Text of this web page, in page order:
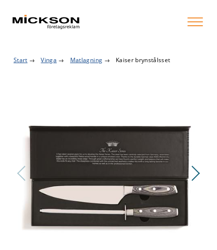
Start → Vinga → Matlagning → Kaiser brynstålsset